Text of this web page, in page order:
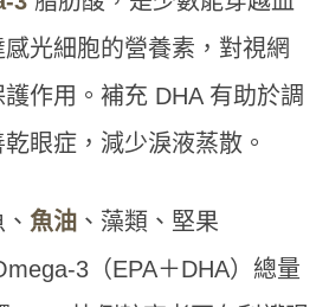
光細胞的營養素，對視網
作用。補充 DHA 有助於調
眼症，減少淚液蒸散。
魚油 、藻類、堅果
3（EPA＋DHA）總量